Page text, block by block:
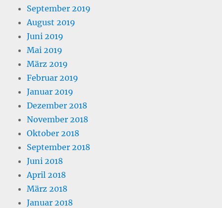
September 2019
August 2019
Juni 2019
Mai 2019
März 2019
Februar 2019
Januar 2019
Dezember 2018
November 2018
Oktober 2018
September 2018
Juni 2018
April 2018
März 2018
Januar 2018